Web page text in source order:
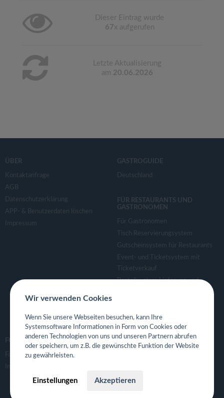
Dieser Eintrag wurde
67x aufgerufen
Letzte Aktualisierung
am 20.06.2026
ÜBER
Kontaktanfrage
AGB
Datenschutzerklärung
APP- & Benutzerdaten löschen
Impressum
GASTROGUIDE
Deutschland
FÜR RESTAURANTS UND
GASTRONOMEN
Für Gastronomen
Tisch Reservierungsystem
Gutscheinsystem für Restaurants
Event- und Ticketsystem mit
Ticketverkauf
Bestellsystem Lieferung und
Eigene App für Restaurant
FOLGE UNS
Facebook
Instagram
Wir verwenden Cookies
Wenn Sie unsere Webseiten besuchen, kann Ihre
Systemsoftware Informationen in Form von Cookies oder
anderen Technologien von uns und unseren Partnern abrufen
oder speichern, um z.B. die gewünschte Funktion der Website
zu gewährleisten.
Einstellungen Akzeptieren